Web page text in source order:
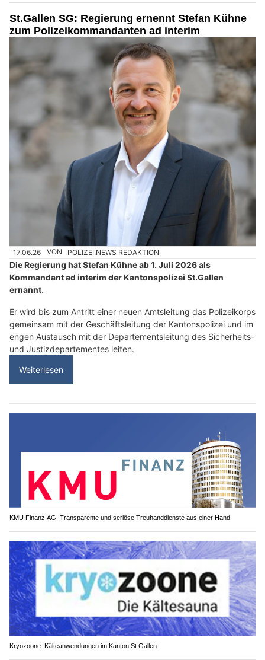
St.Gallen SG: Regierung ernennt Stefan Kühne
zum Polizeikommandanten ad interim
17.06.26 VON POLIZEI.NEWS REDAKTION
Die Regierung hat Stefan Kühne ab 1. Juli 2026 als
Kommandant ad interim der Kantonspolizei St.Gallen
ernannt.
Er wird bis zum Antritt einer neuen Amtsleitung das Polizeikorps
gemeinsam mit der Geschäftsleitung der Kantonspolizei und im
engen Austausch mit der Departementsleitung des Sicherheits-
und Justizdepartementes leiten.
Weiterlesen
KMU Finanz AG: Transparente und seriöse Treuhanddienste aus einer Hand
Kryozoone: Kälteanwendungen im Kanton St.Gallen